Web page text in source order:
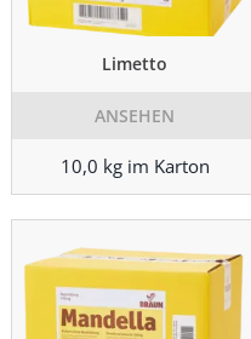
Limetto
ANSEHEN
10,0 kg im Karton